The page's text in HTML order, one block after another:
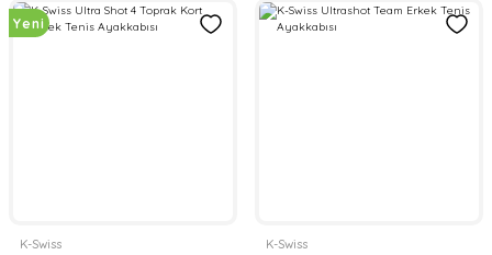
Yeni
K-Swiss K-Swiss